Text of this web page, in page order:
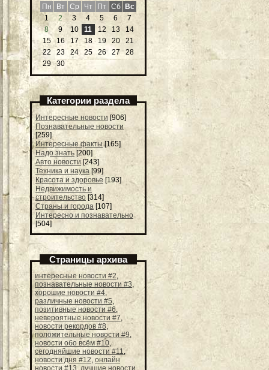
Пн
Вт Ср Чт Пт Сб Вс
1
2 3 4 5 6
7
8
9 10 11 12 13
14
15
16 17 18 19 20
21
22
23 24 25 26 27
28
29
30
Категории раздела
Интересные новости [906]
Познавательные новости
[259]
Интересные факты [165]
Надо знать [200]
Авто новости [243]
Техника и наука [99]
Красота и здоровье [193]
Недвижимость и
строительство [314]
Страны и города [107]
Интересно и познавательно
[504]
Страницы архива
интересные новости #2,
познавательные новости #3,
хорошие новости #4,
различные новости #5,
позитивные новости #6,
невероятные новости #7,
новости рекордов #8,
положительные новости #9,
новости обо всём #10,
сегодняйшие новости #11,
новости дня #12, онлайн
новости #13, лучшие новости